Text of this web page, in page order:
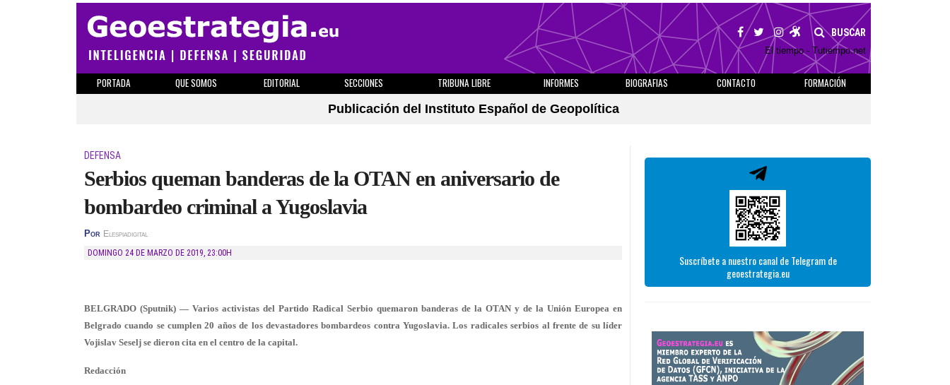
BUSCAR
El tiempo - Tutiempo.net
PORTADA QUE SOMOS EDITORIAL SECCIONES TRIBUNA LIBRE INFORMES BIOGRAFIAS CONTACTO
FORMACIÓN
Publicación del Instituto Español de Geopolítica
DEFENSA
Serbios queman banderas de la OTAN en aniversario de
bombardeo criminal a Yugoslavia
Por Elespiadigital
DOMINGO 24 DE MARZO DE 2019, 23:00H
BELGRADO (Sputnik) — Varios activistas del Partido Radical Serbio quemaron banderas de la OTAN y de la Unión Europea en
Belgrado cuando se cumplen 20 años de los devastadores bombardeos contra Yugoslavia. Los radicales serbios al frente de su líder
Vojislav Seselj se dieron cita en el centro de la capital.
Redacción
Suscríbete a nuestro canal de Telegram de
geoestrategia.eu